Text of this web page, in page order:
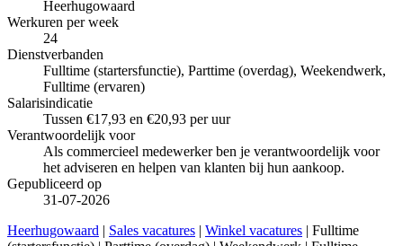
Heerhugowaard
Werkuren per week
24
Dienstverbanden
Fulltime (startersfunctie), Parttime (overdag), Weekendwerk,
Fulltime (ervaren)
Salarisindicatie
Tussen €17,93 en €20,93 per uur
Verantwoordelijk voor
Als commercieel medewerker ben je verantwoordelijk voor
het adviseren en helpen van klanten bij hun aankoop.
Gepubliceerd op
31-07-2026
Heerhugowaard | Sales vacatures | Winkel vacatures | Fulltime